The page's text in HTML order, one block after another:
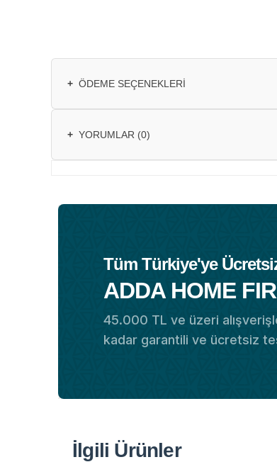
+ ÖDEME SEÇENEKLERI
+ YORUMLAR (0)
Tüm Türkiye'ye
ADDA HOME
45.000 TL ve üzeri
kadar garantili ve ücretsiz
İlgili Ürünler